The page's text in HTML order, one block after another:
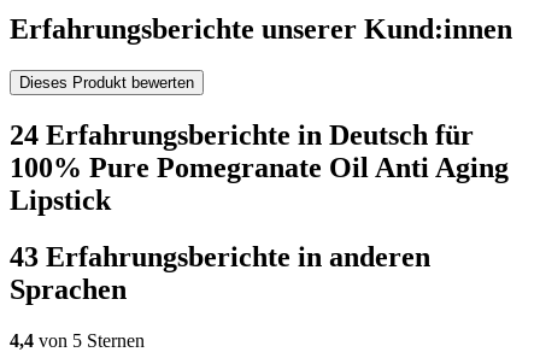
Erfahrungsberichte unserer Kund:innen
Dieses Produkt bewerten
24 Erfahrungsberichte in Deutsch für
100% Pure Pomegranate Oil Anti Aging
Lipstick
43 Erfahrungsberichte in anderen
Sprachen
4,4 von 5 Sternen